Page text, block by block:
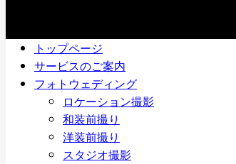
トップページ
サービスのご案内
フォトウェディング
ロケーション撮影
和装前撮り
洋装前撮り
スタジオ撮影